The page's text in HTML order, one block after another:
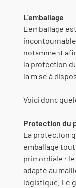
L’emballage
L’emballage
notamment
la protection
la mise à
Voici donc
Protection du
La protection
emballage
primordiale : le
adapté au
logistique. Le